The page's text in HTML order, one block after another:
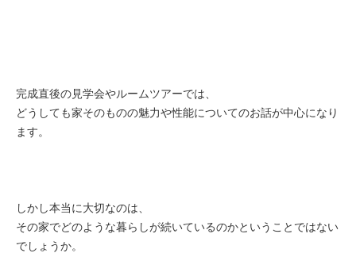
完成直後の見学会やルームツアーでは、
どうしても家そのものの魅力や性能についてのお話が中心になり
ます。
しかし本当に大切なのは、
その家でどのような暮らしが続いているのかということではない
でしょうか。